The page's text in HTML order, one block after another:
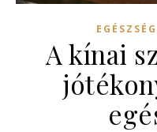
EGÉSZSÉG
A kínai